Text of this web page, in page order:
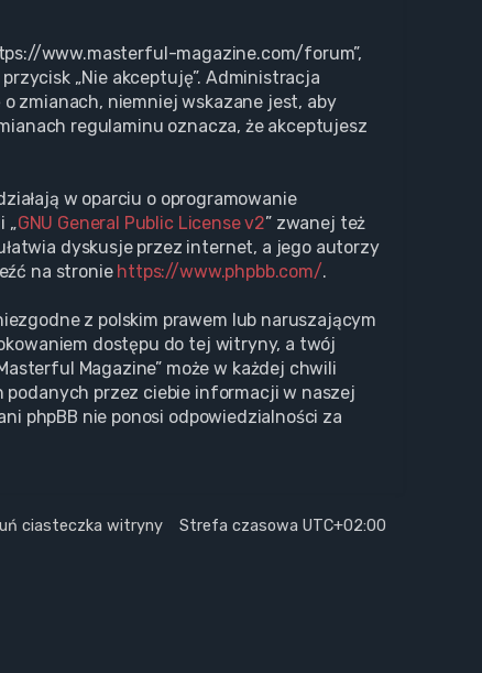
www.masterful-magazine.com/forum”,
„Nie akceptuję”. Administracja
zmianach, niemniej wskazane jest, aby
regulaminu oznacza, że akceptujesz
działają w oparciu o oprogramowanie
„GNU General Public License v2” zwanej też
dyskusje przez internet, a jego autorzy
na stronie https://www.phpbb.com/.
z polskim prawem lub naruszającym
dostępu do tej witryny, a twój
Magazine” może w każdej chwili
przez ciebie informacji w naszej
phpBB nie ponosi odpowiedzialności za
Strefa czasowa UTC+02:00
ciasteczka witryny